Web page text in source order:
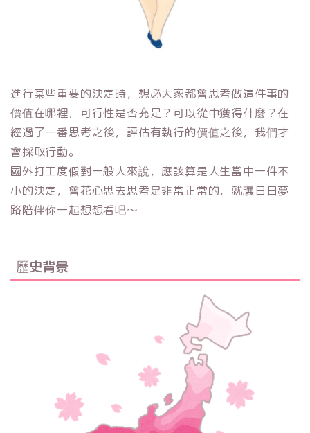
進行某些重要的決定時，想必大家都會思考做這件事的
價值在哪裡，可行性是否充足？可以從中獲得什麼？在
經過了一番思考之後，評估有執行的價值之後，我們才
會採取行動。
國外打工度假對一般人來說，應該算是人生當中一件不
小的決定，會花心思去思考是非常正常的，就讓日日夢
路陪伴你一起想想看吧～
歷史背景